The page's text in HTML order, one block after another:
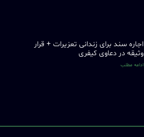
اجاره سند برای زندانی تعزیرات + قرار
وثیقه در دعاوی کیفری
ادامه مطلب